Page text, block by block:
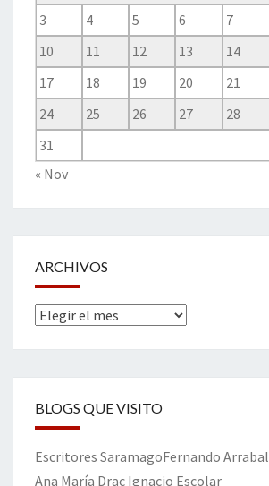
3
4 5 6 7
10
11 12 13 14
17
18 19 20 21
24
25 26 27 28
31
« Nov
ARCHIVOS
Archivos
BLOGS QUE VISITO
Escritores SaramagoFernando Arrabal
Ana María Drac Ignacio Escolar